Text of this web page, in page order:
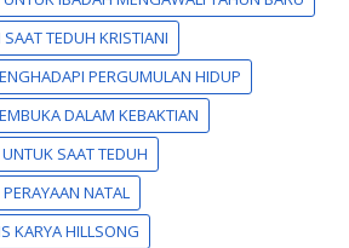
TEDUH KRISTIANI
PERGUMULAN HIDUP
DALAM KEBAKTIAN
SAAT TEDUH
NATAL
KARYA HILLSONG